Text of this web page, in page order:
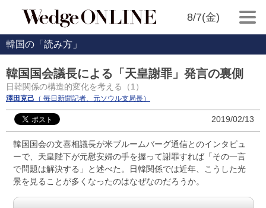
8/7(金)
韓国の「読み方」
韓国国会議長による「天皇謝罪」発言の裏側
日韓関係の構造的変化を考える（1）
澤田克己 （ 毎日新聞記者、元ソウル支局長）
2019/02/13
韓国国会の文喜相議長が米ブルームバーグ通信とのインタビュ
ーで、天皇陛下が元慰安婦の手を握って謝罪すれば「その一言
で問題は解決する」と述べた。日韓関係では近年、こうした光
景を見ることが多くなったのはなぜなのだろうか。